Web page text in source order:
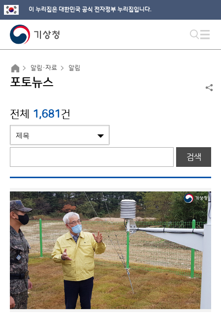
이 누리집은 대한민국 공식 전자정부 누리집입니다.
알림·자료 알림
포토뉴스
전체 1,681건
검색